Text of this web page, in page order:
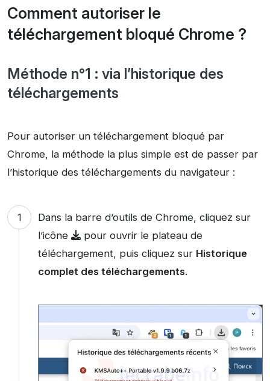
Comment autoriser le
téléchargement bloqué Chrome ?
Méthode n°1 : via l’historique des
téléchargements
Pour autoriser un téléchargement bloqué par
Chrome, la méthode la plus simple est de passer par
l’historique des téléchargements du navigateur :
Dans la barre d’outils de Chrome, cliquez sur
l’icône
pour ouvrir le plateau de
téléchargement, puis cliquez sur Historique
complet des téléchargements.